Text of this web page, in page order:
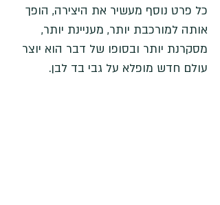
כל פרט נוסף מעשיר את היצירה, הופך
אותה למורכבת יותר, מעניינת יותר,
מסקרנת יותר ובסופו של דבר הוא יוצר
עולם חדש מופלא על גבי בד לבן.